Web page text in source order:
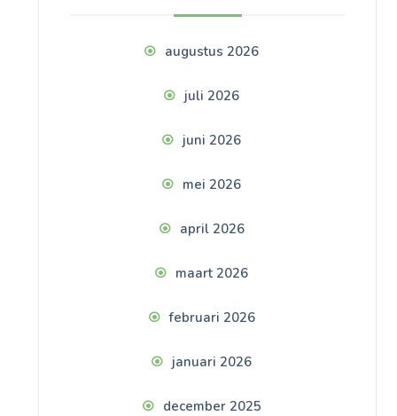
augustus 2026
juli 2026
juni 2026
mei 2026
april 2026
maart 2026
februari 2026
januari 2026
december 2025